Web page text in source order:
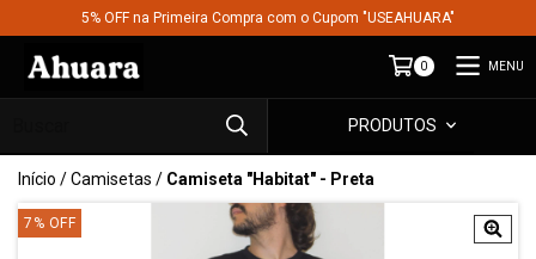
5% OFF na Primeira Compra com o Cupom "USEAHUARA"
0 MENU
PRODUTOS
Início /Camisetas / Camiseta "Habitat" - Preta
7 % OFF